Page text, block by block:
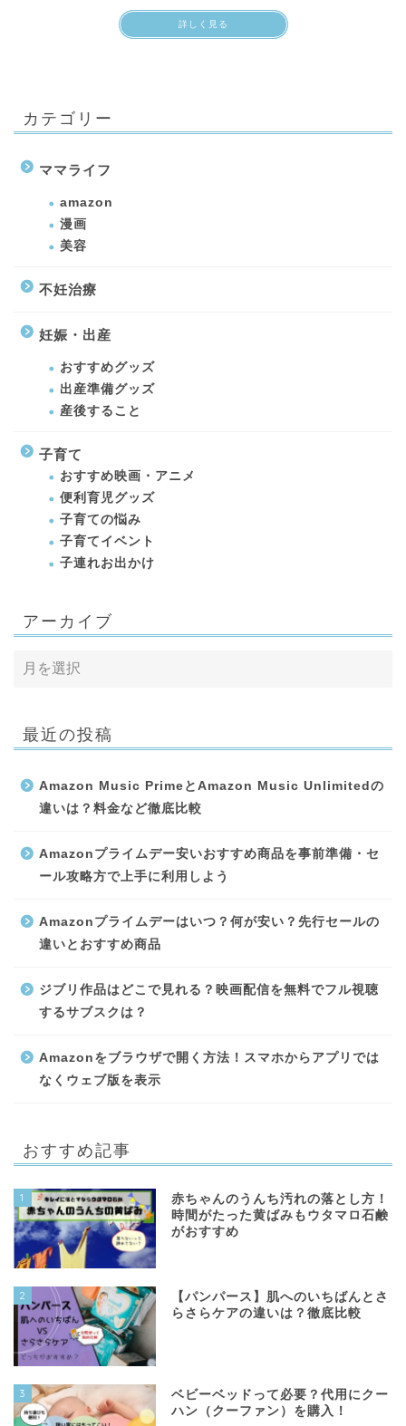
詳しく見る
カテゴリー
ママライフ
amazon
漫画
美容
不妊治療
妊娠・出産
おすすめグッズ
出産準備グッズ
産後すること
子育て
おすすめ映画・アニメ
便利育児グッズ
子育ての悩み
子育てイベント
子連れお出かけ
アーカイブ
最近の投稿
Amazon Music PrimeとAmazon Music Unlimitedの
違いは？料金など徹底比較
Amazonプライムデー安いおすすめ商品を事前準備・セ
ール攻略方で上手に利用しよう
Amazonプライムデーはいつ？何が安い？先行セールの
違いとおすすめ商品
ジブリ作品はどこで見れる？映画配信を無料でフル視聴
するサブスクは？
Amazonをブラウザで開く方法！スマホからアプリでは
なくウェブ版を表示
おすすめ記事
1
赤ちゃんのうんち汚れの落とし方！
時間がたった黄ばみもウタマロ石鹸
がおすすめ
2
【パンパース】肌へのいちばんとさ
らさらケアの違いは？徹底比較
3
ベビーベッドって必要？代用にクー
ハン（クーファン）を購入！